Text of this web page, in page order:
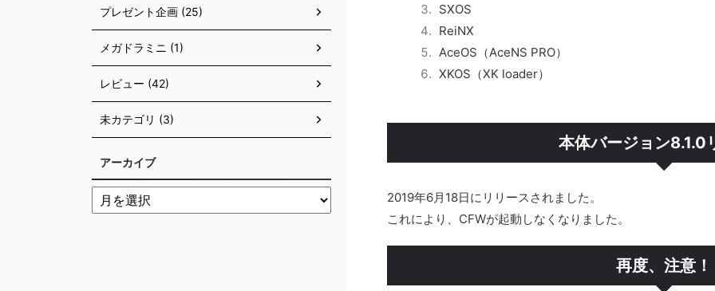
SXOS
ReiNX
AceOS（AceNS PRO）
XKOS（XK loader）
本体バージョン8.1.0
2019年6月18日にリリースされました。
これにより、CFWが起動しなくなりました。
再度、注意！
プレゼント企画 (25)
メガドラミニ (1)
レビュー (42)
未カテゴリ (3)
アーカイブ